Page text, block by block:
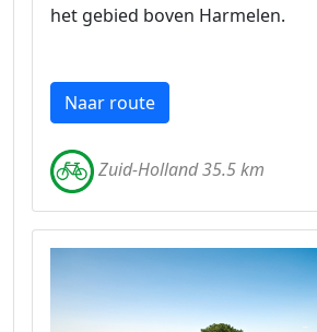
het gebied boven Harmelen.
Naar route
Zuid-Holland 35.5 km